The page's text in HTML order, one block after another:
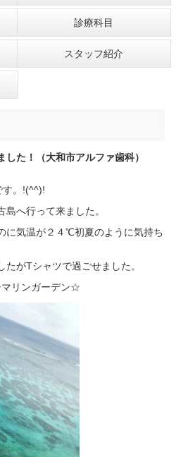
診療科目
スタッフ紹介
た！（大和市アルファ歯科）
す。!(^^)!
へ行って来ました。
に気温が２４℃初夏のように気持ち
がTシャツで過ごせました。
リンガーデン☆